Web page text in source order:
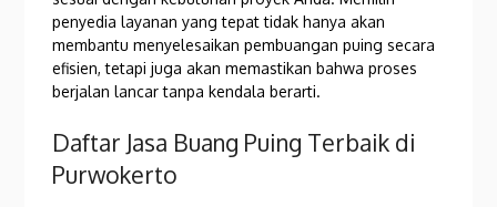
penyedia layanan yang tepat tidak hanya akan
membantu menyelesaikan pembuangan puing secara
efisien, tetapi juga akan memastikan bahwa proses
berjalan lancar tanpa kendala berarti.
Daftar Jasa Buang Puing Terbaik di
Purwokerto